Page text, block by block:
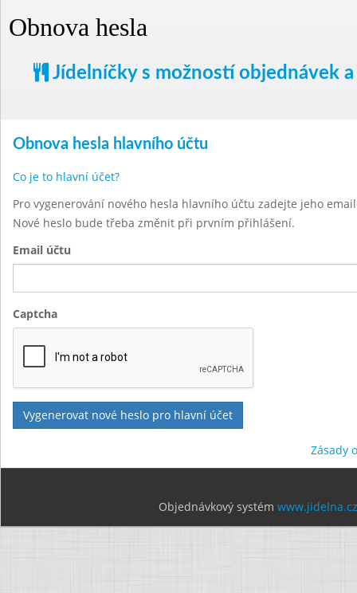
Obnova hesla
Jídelníčky s možností objednávek
Obnova hesla hlavního účtu
Co je to hlavní účet?
Pro vygenerování nového hesla hlavního účtu zadejte jeho
Nové heslo bude třeba změnit při prvním přihlášení.
Email účtu
Captcha
Zásady
Objednávkový systém www.jidelna.cz